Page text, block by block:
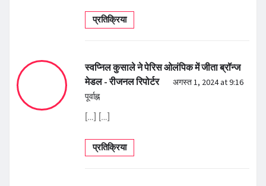
प्रतिक्रिया
स्वप्निल कुसाले ने पेरिस ओलंपिक में जीता ब्रॉन्ज
मेडल - रीजनल रिपोर्टर
अगस्त 1, 2024 at 9:16
पूर्वाह्न
[…] […]
प्रतिक्रिया